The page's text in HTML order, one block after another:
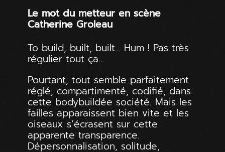
Le mot du metteur en scène
Catherine Groleau
To build, built, built… Hum ! Pas très
régulier tout ça…
Pourtant, tout semble parfaitement
réglé, compartimenté, codifié, dans
cette bodybuildée société. Mais les
failles apparaissent bien vite et les
oiseaux s’écrasent sur cette
apparente transparence.
Dépersonnalisation, solitude,